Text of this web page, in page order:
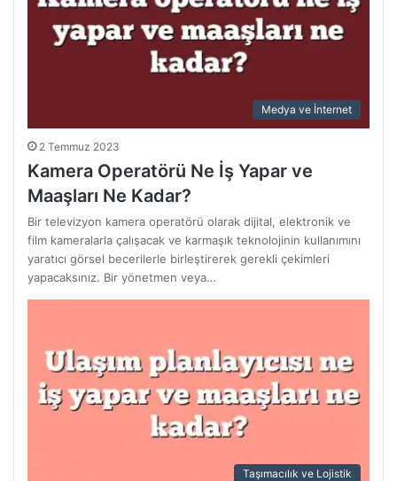
Medya ve İnternet
2 Temmuz 2023
Kamera Operatörü Ne İş Yapar ve
Maaşları Ne Kadar?
Bir televizyon kamera operatörü olarak dijital, elektronik ve
film kameralarla çalışacak ve karmaşık teknolojinin kullanımını
yaratıcı görsel becerilerle birleştirerek gerekli çekimleri
yapacaksınız. Bir yönetmen veya…
Taşımacılık ve Lojistik